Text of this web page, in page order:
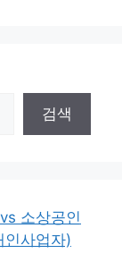
검색
소상공인
인사업자)